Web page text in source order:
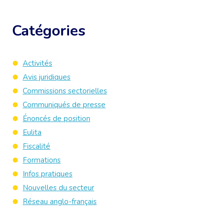
Catégories
Activités
Avis juridiques
Commissions sectorielles
Communiqués de presse
Énoncés de position
Eulita
Fiscalité
Formations
Infos pratiques
Nouvelles du secteur
Réseau anglo-français